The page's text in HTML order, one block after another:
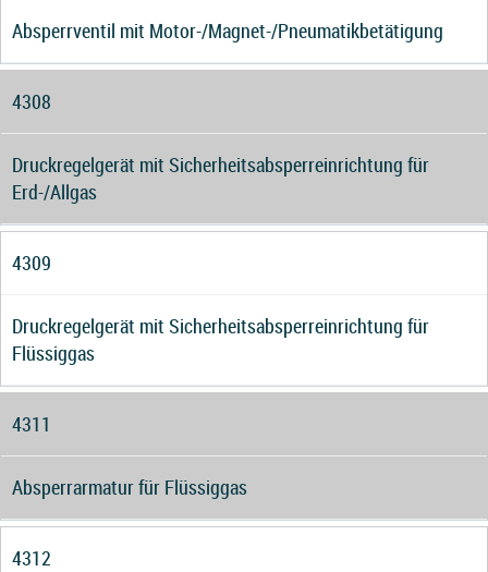
Absperrventil mit Motor-/Magnet-/Pneumatikbetätigung
4308
Druckregelgerät mit Sicherheitsabsperreinrichtung für
Erd-/Allgas
4309
Druckregelgerät mit Sicherheitsabsperreinrichtung für
Flüssiggas
4311
Absperrarmatur für Flüssiggas
4312